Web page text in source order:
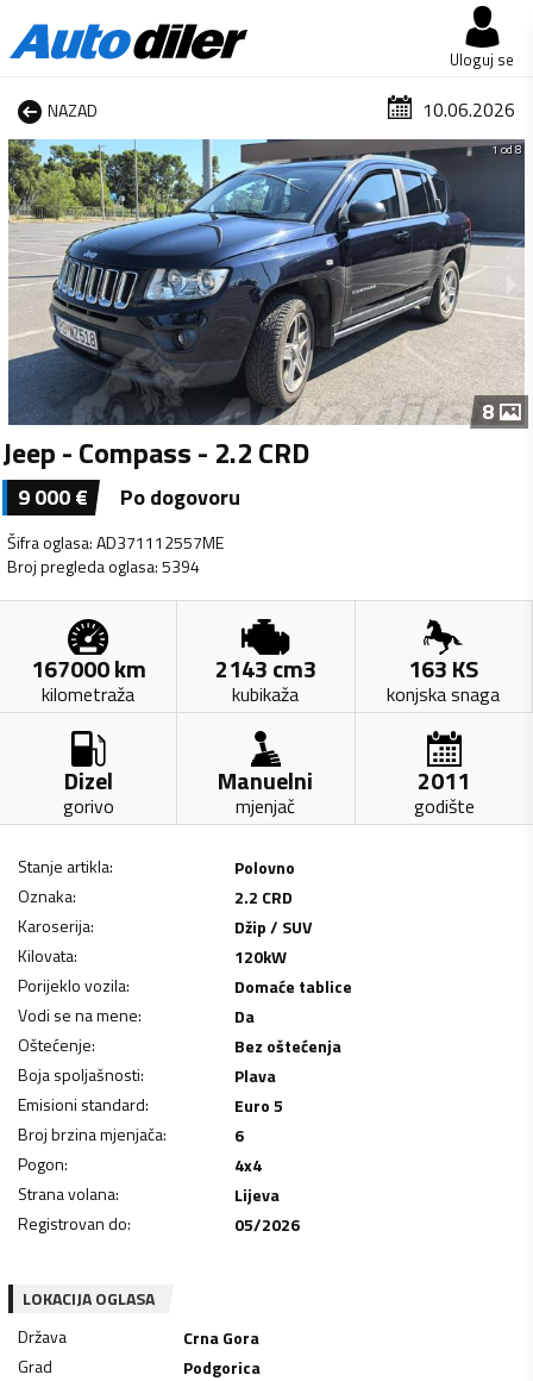
Uloguj se
NAZAD 10.06.2026
1 od 8
8
Jeep - Compass - 2.2 CRD
9 000€ Po dogovoru
Šifra oglasa:AD371112557ME
Broj pregleda oglasa:5394
167000km
kilometraža
2143cm3
kubikaža
163KS
konjska snaga
Dizel
gorivo
Manuelni
mjenjač
2011
godište
Stanje artikla:
Polovno
Oznaka:
2.2 CRD
Karoserija:
Džip / SUV
Kilovata: 120kW
Porijeklo vozila:
Domaće tablice
Vodi se na mene:
Da
Oštećenje:
Bez oštećenja
Boja spoljašnosti:
Plava
Emisioni standard:
Euro 5
Broj brzina mjenjača:
6
Pogon:
4x4
Strana volana:
Lijeva
Registrovan do: 05/2026
LOKACIJA OGLASA
Država
Crna Gora
Grad
Podgorica